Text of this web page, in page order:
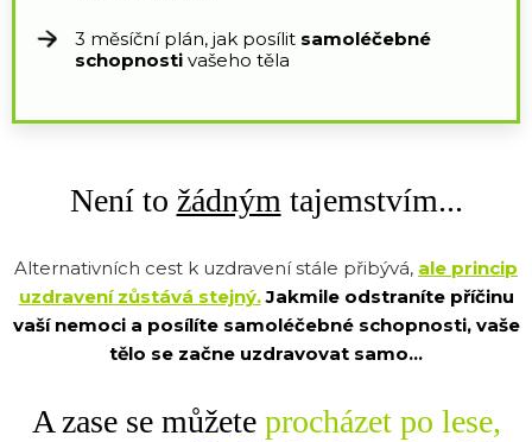
3 měsíční plán, jak posílit samoléčebné
schopnosti vašeho těla
Není to žádným tajemstvím...
Alternativních cest k uzdravení stále přibývá, ale princip
uzdravení zůstává stejný. Jakmile odstraníte příčinu
vaší nemoci a posílíte samoléčebné schopnosti, vaše
tělo se začne uzdravovat samo...
A zase se můžete procházet po lese,